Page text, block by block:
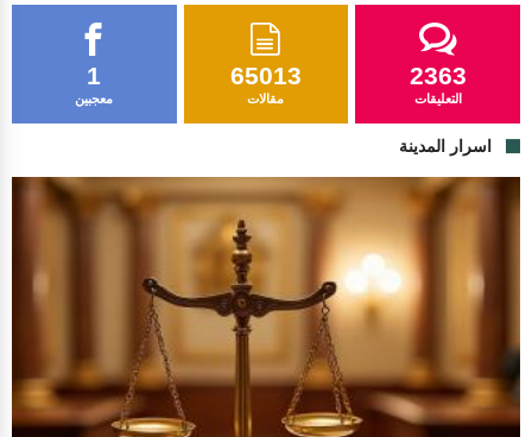
1
معجبين
65013
مقالات
2363
التعليقات
اسرار المدينة